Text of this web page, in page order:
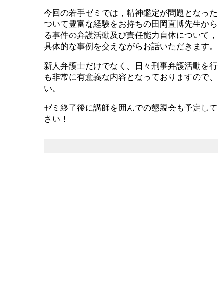
今回の若手ゼミでは，精神鑑定が問題となっ
ついて豊富な経験をお持ちの田岡直博先生か
る事件の弁護活動及び責任能力自体について
具体的な事例を交えながらお話いただきます。
新人弁護士だけでなく、日々刑事弁護活動を
も非常に有意義な内容となっておりますので
い。
ゼミ終了後に講師を囲んでの懇親会も予定し
さい！